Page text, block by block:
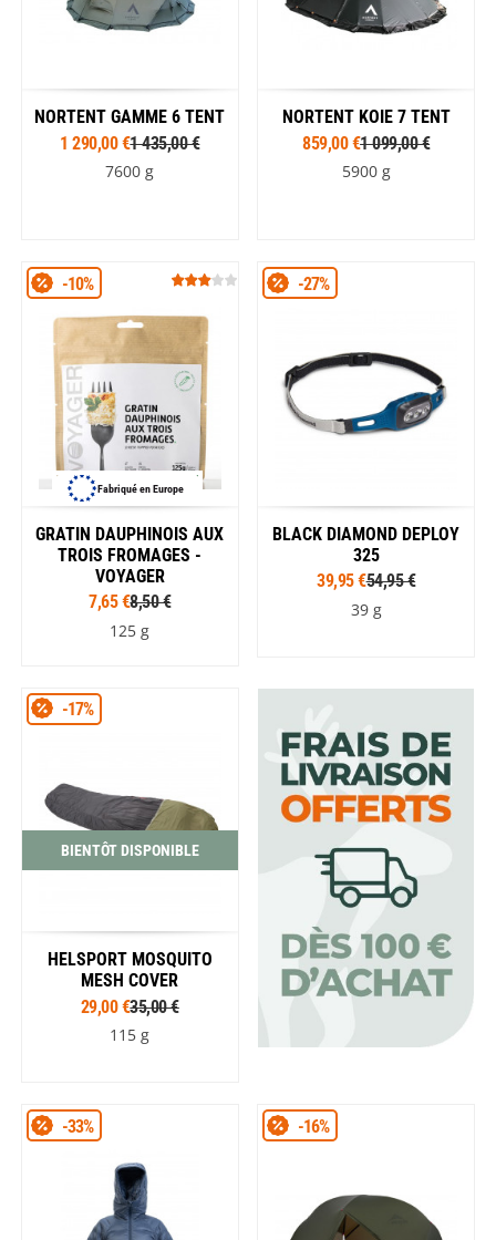
NORTENT GAMME 6 TENT
1 290,00 €1 435,00 €
7600 g
NORTENT KOIE 7 TENT
859,00 €1 099,00 €
5900 g
Fabriqué en Europe
GRATIN DAUPHINOIS AUX
TROIS FROMAGES -
VOYAGER
7,65 €8,50 €
-10%
125 g
BLACK DIAMOND DEPLOY
325
39,95 €54,95 €
-27%
39 g
BIENTÔT DISPONIBLE
HELSPORT MOSQUITO
MESH COVER
29,00 €35,00 €
-17%
115 g
-33% -16%